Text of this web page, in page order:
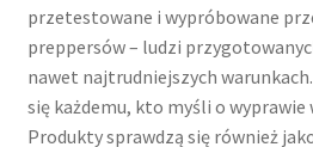
przetestowane i wypróbowane
preppersów – ludzi
nawet najtrudniejszych
się każdemu, kto myśli o wyprawie
Produkty sprawdzą się również